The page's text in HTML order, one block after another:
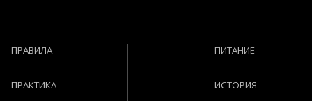
ПРАВИЛА
ПРАКТИКА
ПИТАНИЕ
ИСТОРИЯ